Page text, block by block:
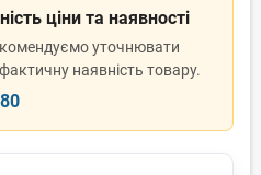
ціни та наявності
уточнювати
наявність товару.